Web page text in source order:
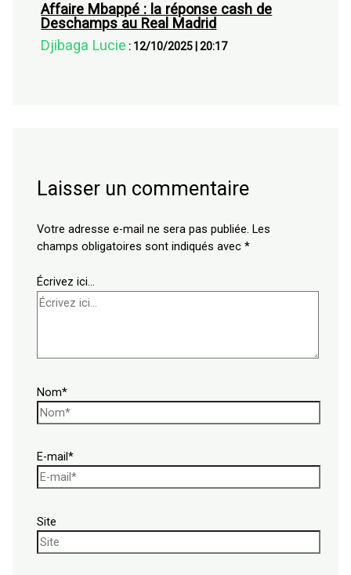
Affaire Mbappé : la réponse cash de
Deschamps au Real Madrid
Djibaga Lucie : 12/10/2025 |20:17
Laisser un commentaire
Votre adresse e-mail ne sera pas publiée. Les
champs obligatoires sont indiqués avec*
Écrivez ici…
Nom*
E-mail*
Site